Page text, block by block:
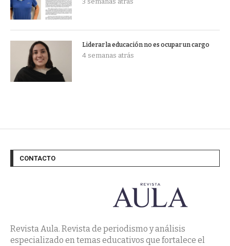
Liderar la educación no es ocupar un cargo
4 semanas atrás
CONTACTO
Revista Aula. Revista de periodismo y análisis
especializado en temas educativos que fortalece el